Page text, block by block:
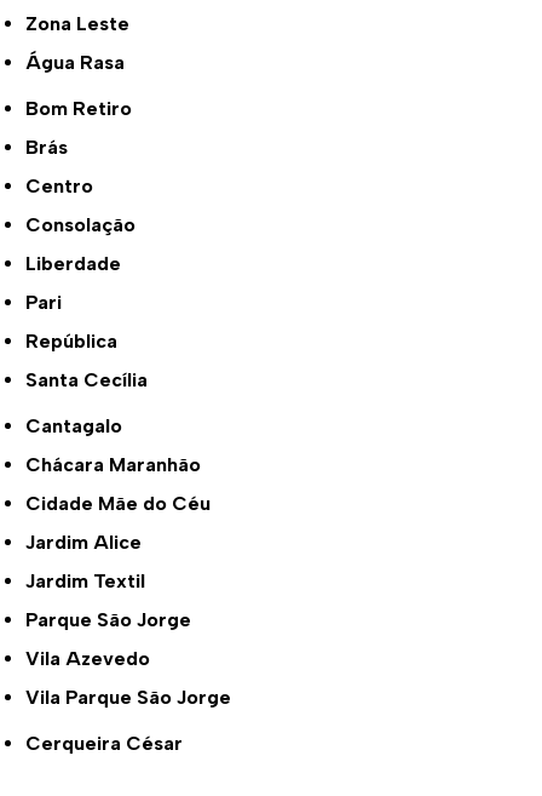
Zona Leste
Água Rasa
Bom Retiro
Brás
Centro
Consolação
Liberdade
Pari
República
Santa Cecília
Cantagalo
Chácara Maranhão
Cidade Mãe do Céu
Jardim Alice
Jardim Textil
Parque São Jorge
Vila Azevedo
Vila Parque São Jorge
Cerqueira César